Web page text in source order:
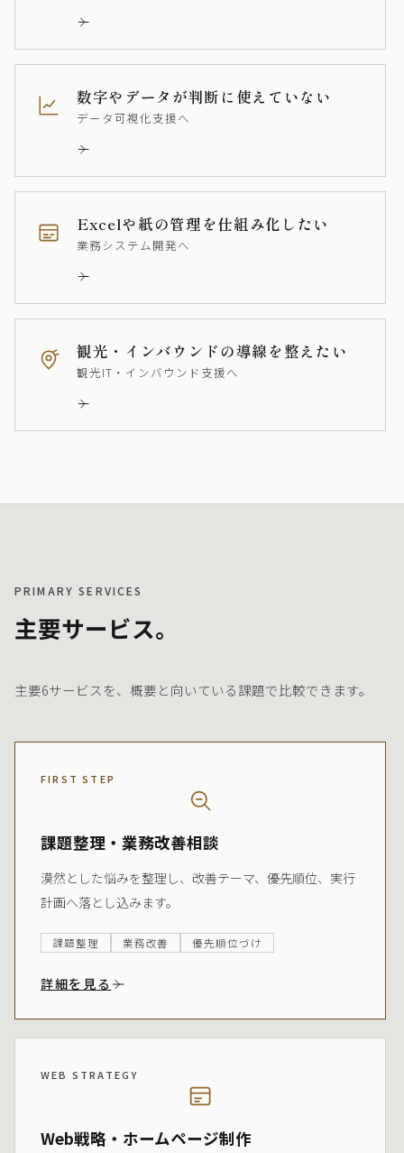
数字やデータが判断に使えていない
データ可視化支援へ
Excelや紙の管理を仕組み化したい
業務システム開発へ
観光・インバウンドの導線を整えたい
観光IT・インバウンド支援へ
PRIMARY SERVICES
主要サービス。
主要6サービスを、概要と向いている課題で比較できます。
FIRST STEP
課題整理・業務改善相談
漠然とした悩みを整理し、改善テーマ、優先順位、実行
計画へ落とし込みます。
課題整理 業務改善 優先順位づけ
詳細を見る
WEB STRATEGY
Web戦略・ホームページ制作